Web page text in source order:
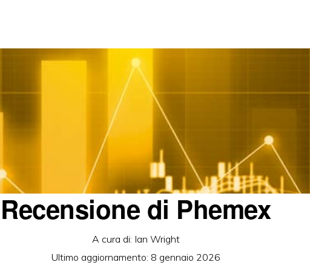
Recensione di Phemex
A cura di: Ian Wright
Ultimo aggiornamento: 8 gennaio 2026